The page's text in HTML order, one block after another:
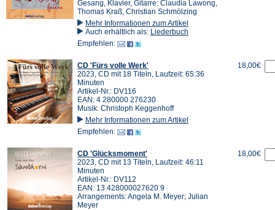
Gesang, Klavier, Gitarre: Claudia Lawong,
Thomas Kraß, Christian Schmölzing
Mehr Informationen zum Artikel
Auch erhältlich als: Liederbuch
Empfehlen:
CD 'Fürs volle Werk'
2023, CD mit 18 Titeln, Laufzeit: 65:36
Minuten
Artikel-Nr.: DV116
EAN: 4 280000 276230
Musik: Christoph Keggenhoff
Mehr Informationen zum Artikel
Empfehlen:
18,00€
CD 'Glücksmoment'
2023, CD mit 13 Titeln, Laufzeit: 46:11
Minuten
Artikel-Nr.: DV112
EAN: 13 428000027620 9
Arrangements: Angela M. Meyer; Julian
Meyer
18,00€